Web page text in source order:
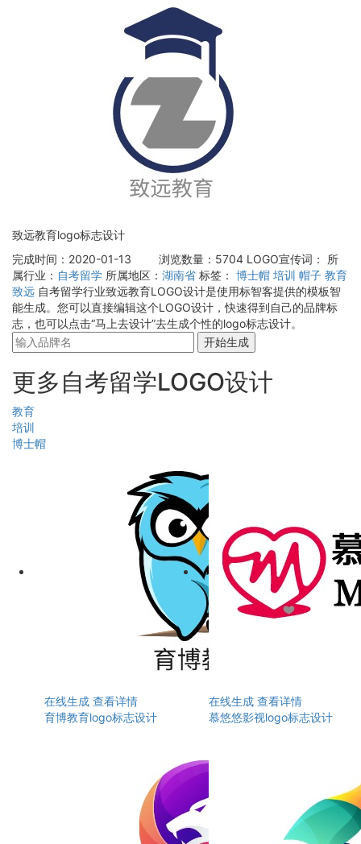
致远教育logo标志设计
完成时间：2020-01-13
浏览数量：5704 LOGO宣传词：
所
属行业： 自考留学 所属地区： 湖南省 标签： 博士帽 培训 帽子 教育
致远 自考留学行业致远教育LOGO设计是使用标智客提供的模板智
能生成。您可以直接编辑这个LOGO设计，快速得到自己的品牌标
志，也可以点击“马上去设计”去生成个性的logo标志设计。
开始生成
更多自考留学LOGO设计
教育
培训
博士帽
在线生成 查看详情
育博教育logo标志设计
在线生成 查看详情
慕悠悠影视logo标志设计